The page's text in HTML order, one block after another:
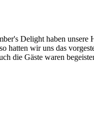
Delight haben unsere
hatten wir uns das
die Gäste waren